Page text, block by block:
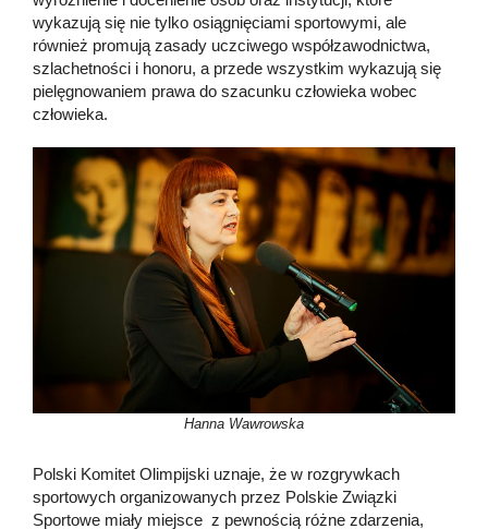
wykazują się nie tylko osiągnięciami sportowymi, ale
również promują zasady uczciwego współzawodnictwa,
szlachetności i honoru, a przede wszystkim wykazują się
pielęgnowaniem prawa do szacunku człowieka wobec
człowieka.
Hanna Wawrowska
Polski Komitet Olimpijski uznaje, że w rozgrywkach
sportowych organizowanych przez Polskie Związki
Sportowe miały miejsce z pewnością różne zdarzenia,